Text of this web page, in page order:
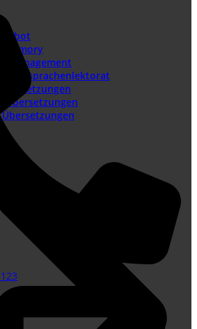
Memory
Übersetzungen
Übersetzungen